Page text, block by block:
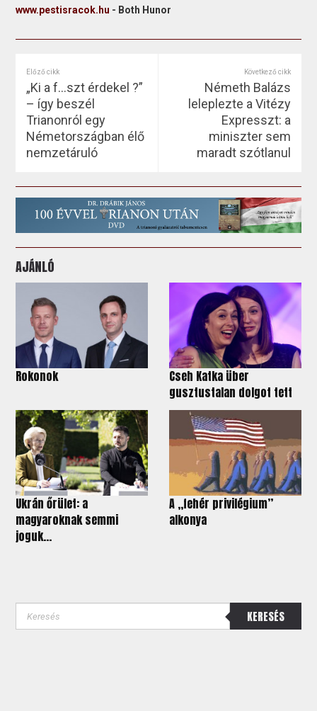
www.pestisracok.hu - Both Hunor
Előző cikk
„Ki a f…szt érdekel ?”
– így beszél
Trianonról egy
Németországban élő
nemzetáruló
Következő cikk
Németh Balázs
leleplezte a Vitézy
Expresszt: a
miniszter sem
maradt szótlanul
AJÁNLÓ
Rokonok
Cseh Katka über
gusztustalan dolgot tett
Ukrán őrület: a
magyaroknak semmi
joguk...
A „fehér privilégium”
alkonya
KERESÉS